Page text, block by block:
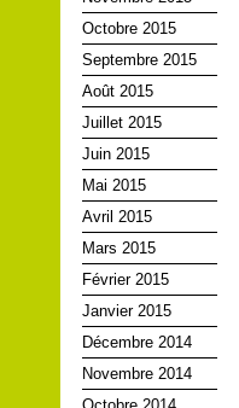
Octobre 2015
Septembre 2015
Août 2015
Juillet 2015
Juin 2015
Mai 2015
Avril 2015
Mars 2015
Février 2015
Janvier 2015
Décembre 2014
Novembre 2014